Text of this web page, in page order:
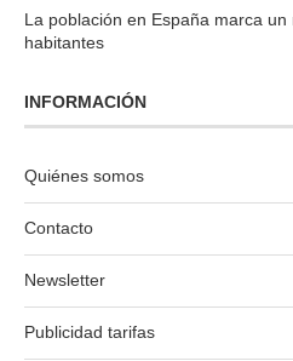
La población en España marca
habitantes
INFORMACIÓN
Quiénes somos
Contacto
Newsletter
Publicidad tarifas